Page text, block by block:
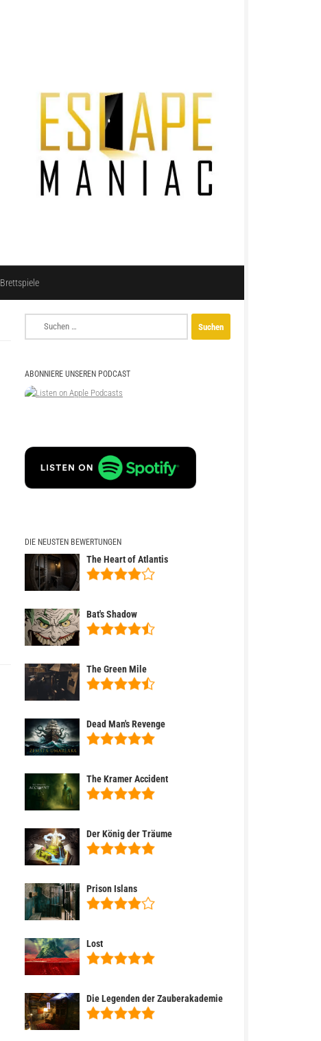
Brettspiele
ABONNIERE UNSEREN PODCAST
DIE NEUSTEN BEWERTUNGEN
The Heart of Atlantis
Bat's Shadow
The Green Mile
Dead Man's Revenge
The Kramer Accident
Der König der Träume
Prison Islans
Lost
Die Legenden der Zauberakademie